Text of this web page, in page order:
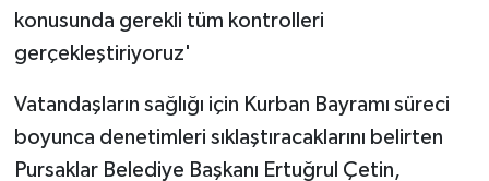
konusunda gerekli tüm kontrolleri
gerçekleştiriyoruz'
Vatandaşların sağlığı için Kurban Bayramı süreci
boyunca denetimleri sıklaştıracaklarını belirten
Pursaklar Belediye Başkanı Ertuğrul Çetin,